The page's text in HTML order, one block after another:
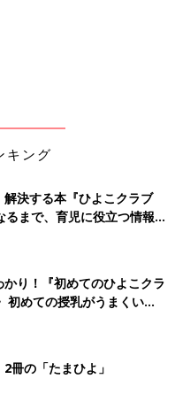
キング
決する本『ひよこクラブ
まで、育児に役立つ情報が
り！『初めてのひよこクラ
初めての授乳がうまくい
本と夏のトラブル 解決テ
冊の「たまひよ」